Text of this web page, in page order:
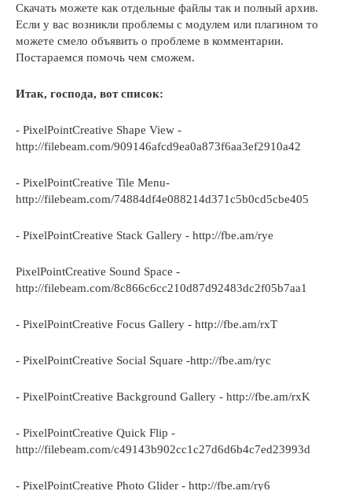
Скачать можете как отдельные файлы так и полный архив.
Если у вас возникли проблемы с модулем или плагином то
можете смело объявить о проблеме в комментарии.
Постараемся помочь чем сможем.
Итак, господа, вот список:
- PixelPointCreative Shape View -
http://filebeam.com/909146afcd9ea0a873f6aa3ef2910a42
- PixelPointCreative Tile Menu-
http://filebeam.com/74884df4e088214d371c5b0cd5cbe405
- PixelPointCreative Stack Gallery - http://fbe.am/rye
PixelPointCreative Sound Space -
http://filebeam.com/8c866c6cc210d87d92483dc2f05b7aa1
- PixelPointCreative Focus Gallery - http://fbe.am/rxT
- PixelPointCreative Social Square -http://fbe.am/ryc
- PixelPointCreative Background Gallery - http://fbe.am/rxK
- PixelPointCreative Quick Flip -
http://filebeam.com/c49143b902cc1c27d6d6b4c7ed23993d
- PixelPointCreative Photo Glider - http://fbe.am/ry6